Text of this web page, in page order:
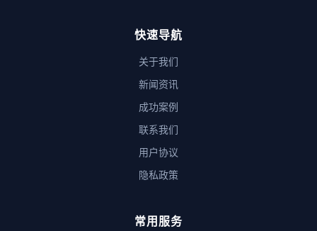
快速导航
关于我们
新闻资讯
成功案例
联系我们
用户协议
隐私政策
常用服务